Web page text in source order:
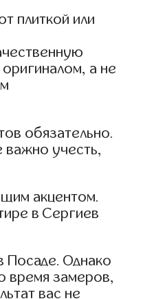
плиткой или
а не
обязательно.
важно учесть,
акцентом.
в Сергиев
Посаде. Однако
время замеров,
вас не